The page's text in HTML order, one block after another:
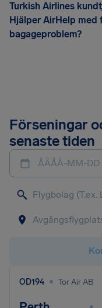
Turkish Airlines
Hjälper AirHelp med
bagageproblem?
Förseningar
senaste tiden
ÅÅÅÅ-MM-DD
OD194 • Tor Air AB